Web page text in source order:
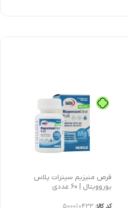
قرص منیزیم سیترات پلاس
یوروویتال | 60 عددی